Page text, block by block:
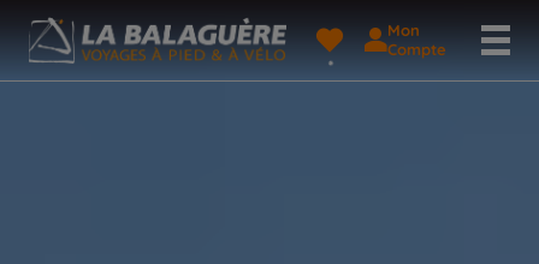
Mon
Compte